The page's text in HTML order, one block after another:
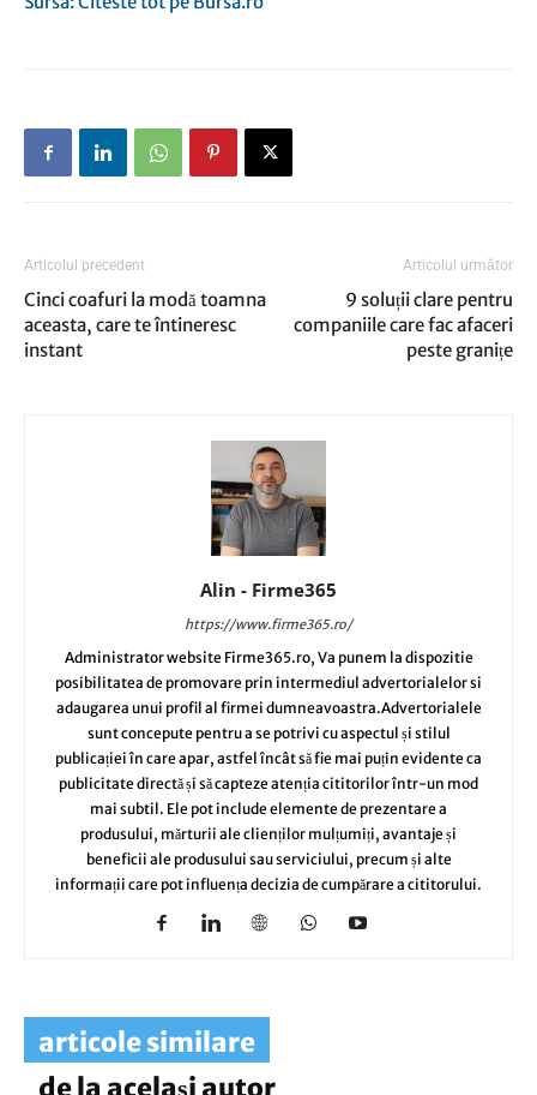
Articolul precedent
Cinci coafuri la modă toamna
aceasta, care te întineresc
instant
Articolul următor
9 soluții clare pentru
companiile care fac afaceri
peste granițe
Alin - Firme365
https://www.firme365.ro/
Administrator website Firme365.ro, Va punem la dispozitie
posibilitatea de promovare prin intermediul advertorialelor si
adaugarea unui profil al firmei dumneavoastra.Advertorialele
sunt concepute pentru a se potrivi cu aspectul și stilul
publicației în care apar, astfel încât să fie mai puțin evidente ca
publicitate directă și să capteze atenția cititorilor într-un mod
mai subtil. Ele pot include elemente de prezentare a
produsului, mărturii ale clienților mulțumiți, avantaje și
beneficii ale produsului sau serviciului, precum și alte
informații care pot influența decizia de cumpărare a cititorului.
articole similare
de la același autor